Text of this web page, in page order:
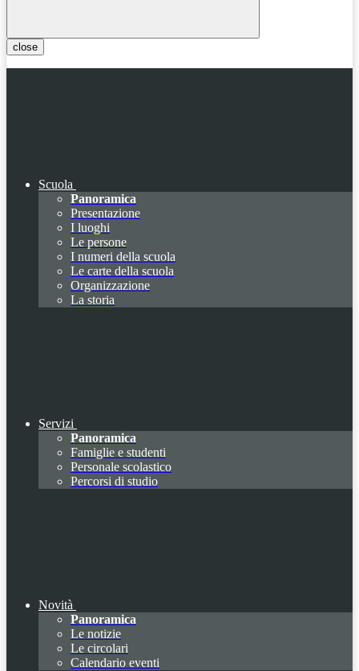
close
Scuola
Panoramica
Presentazione
I luoghi
Le persone
I numeri della scuola
Le carte della scuola
Organizzazione
La storia
Servizi
Panoramica
Famiglie e studenti
Personale scolastico
Percorsi di studio
Novità
Panoramica
Le notizie
Le circolari
Calendario eventi